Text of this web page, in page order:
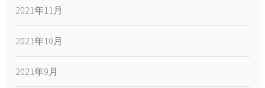
2021年11月
2021年10月
2021年9月